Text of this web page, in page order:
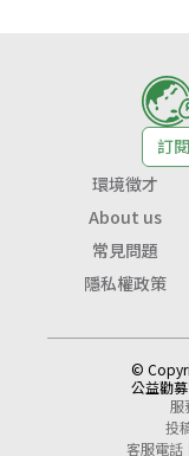
訂
環境徵才
About us
常見問題
隱私權政策
©
公益勸募
服
投
客服電話